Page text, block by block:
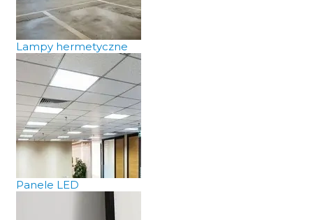
Lampy hermetyczne
Panele LED